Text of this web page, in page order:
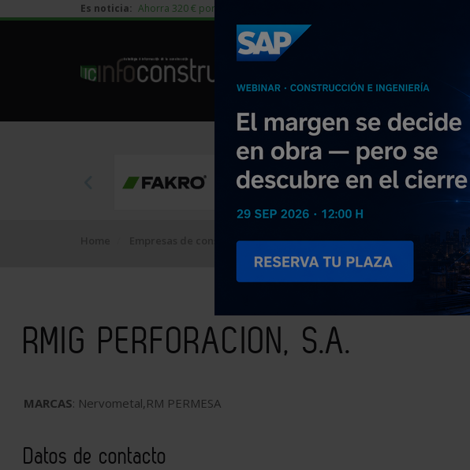
Es noticia: Ahorra 320 € por vivienda en edificación residencial
NOTICIAS
Empresas de construcción RMIG PERFORACION, S.A.
RMIG PERFORACION, S.A.
MARCAS: Nervometal,RM PERMESA
Datos de contacto